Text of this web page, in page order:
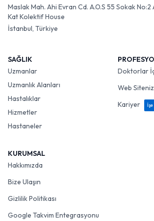
Maslak Mah. Ahi Evran Cd. A.O.S 55 Sokak
Kat Kolektif House
İstanbul, Türkiye
SAĞLIK
Uzmanlar
Uzmanlık Alanları
Hastalıklar
Hizmetler
Hastaneler
Doktorlar
Web
Kariyer
İşe
KURUMSAL
Hakkımızda
Bize Ulaşın
Gizlilik Politikası
Google Takvim Entegrasyonu